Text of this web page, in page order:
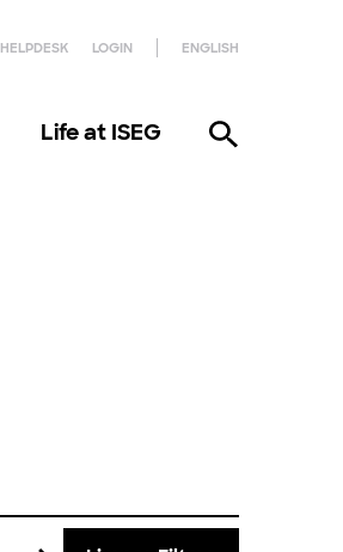
HELPDESK LOGIN ENGLISH
Life at ISEG